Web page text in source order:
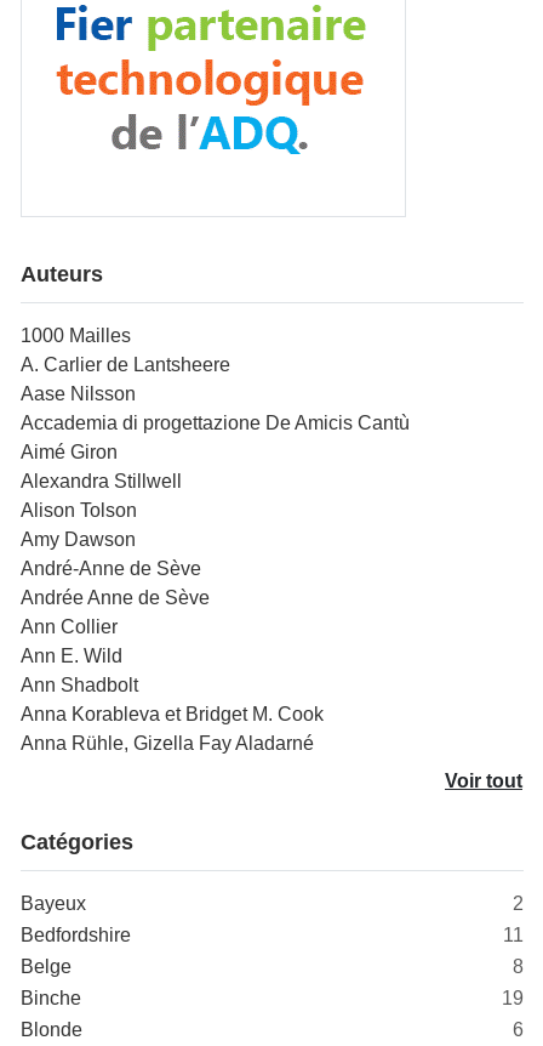
Auteurs
1000 Mailles
A. Carlier de Lantsheere
Aase Nilsson
Accademia di progettazione De Amicis Cantù
Aimé Giron
Alexandra Stillwell
Alison Tolson
Amy Dawson
André-Anne de Sève
Andrée Anne de Sève
Ann Collier
Ann E. Wild
Ann Shadbolt
Anna Korableva et Bridget M. Cook
Anna Rühle, Gizella Fay Aladarné
Voir tout
Catégories
Bayeux
2
Bedfordshire
11
Belge
8
Binche
19
Blonde
6